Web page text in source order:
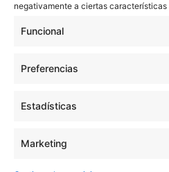
negativamente a ciertas
Funcional
Preferencias
Estadísticas
Marketing
C. de la Era, 6, Málaga-Este
España